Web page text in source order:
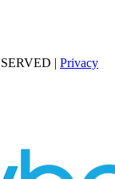
| Privacy